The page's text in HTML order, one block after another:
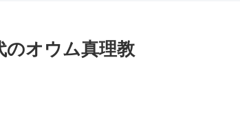
オウム真理教